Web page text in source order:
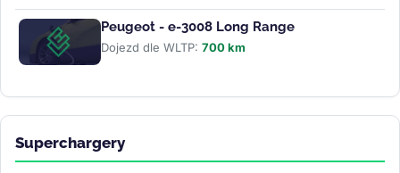
Peugeot - e-3008 Long Range
Dojezd dle WLTP: 700 km
Superchargery